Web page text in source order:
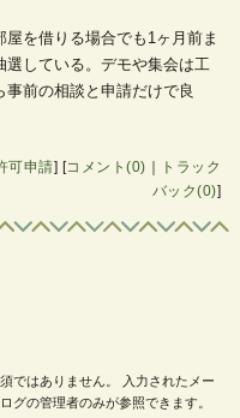
を借りる場合でも1ヶ月前ま
している。デモや集会は工
前の相談と申請だけで良
可申請] [コメント(0)
トラック
バック(0)]
ではありません。 入力されたメー
グの管理者のみが参照できます。